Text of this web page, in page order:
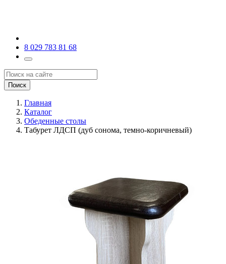
8 029 783 81 68
Поиск
Главная
Каталог
Обеденные столы
Табурет ЛДСП (дуб сонома, темно-коричневый)